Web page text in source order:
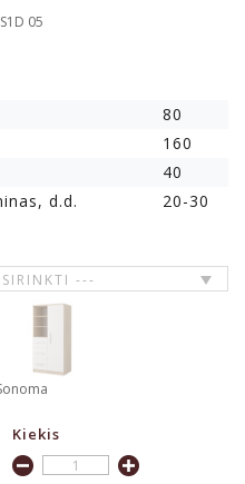
05
80
160
40
d.d.
20-30
---
Kiekis